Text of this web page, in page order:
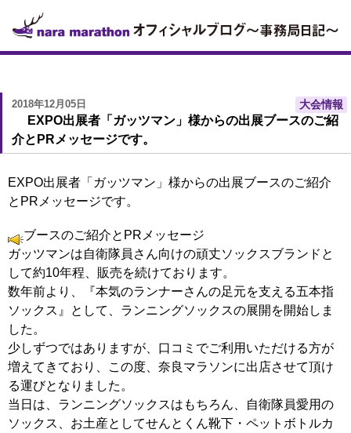
2018年12月05日 大会情報
EXPO出展者「ガッツマン」様からの出展ブースのご紹
介とPRメッセージです。
EXPO出展者「ガッツマン」様からの出展ブースのご紹介
とPRメッセージです。
ブースのご紹介とPRメッセージ
ガッツマンは自衛隊員さん向けの頑丈ソックスブランドと
して約10年程、販売を続けております。
数年前より、『本気のランナーさんの足元を支える五本指
ソックス』として、ランニングソックスの展開を開始しま
した。
少しずつではありますが、口コミでご利用いただける方が
増えてきており、この度、奈良マラソンに出店させて頂け
る運びとなりました。
当日は、ランニングソックスはもちろん、自衛隊員愛用の
ソックス、お土産としてせんとくん靴下・ペットボトルカ